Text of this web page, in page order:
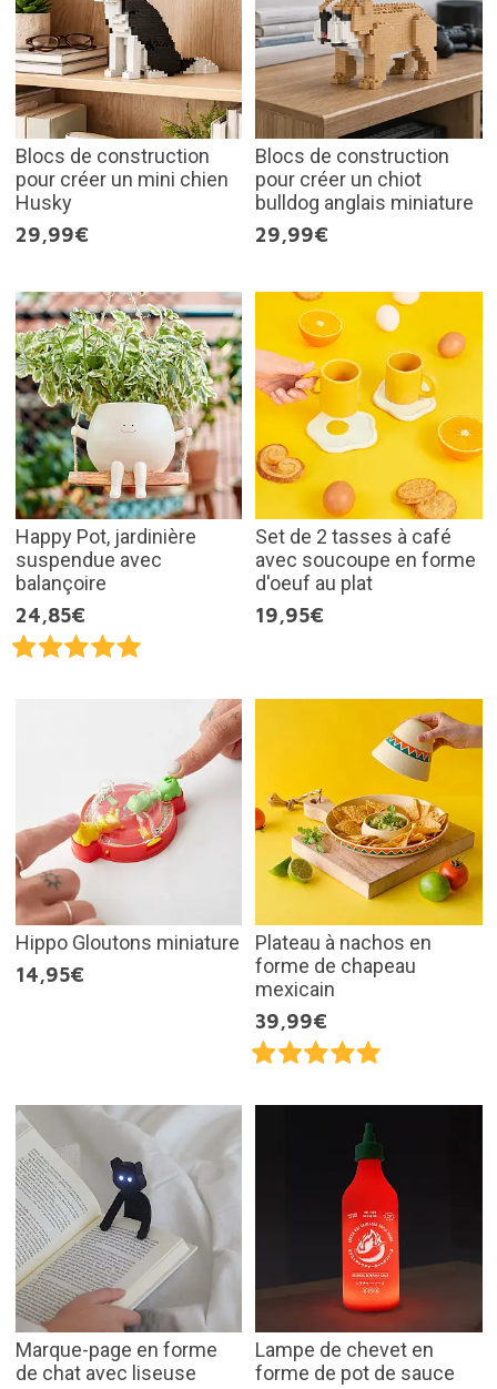
Blocs de construction
pour créer un mini chien
Husky
29,99€
Blocs de construction
pour créer un chiot
bulldog anglais miniature
29,99€
Happy Pot, jardinière
suspendue avec
balançoire
24,85€
Set de 2 tasses à café
avec soucoupe en forme
d'oeuf au plat
19,95€
Hippo Gloutons miniature
14,95€
Plateau à nachos en
forme de chapeau
mexicain
39,99€
Marque-page en forme
de chat avec liseuse
Lampe de chevet en
forme de pot de sauce